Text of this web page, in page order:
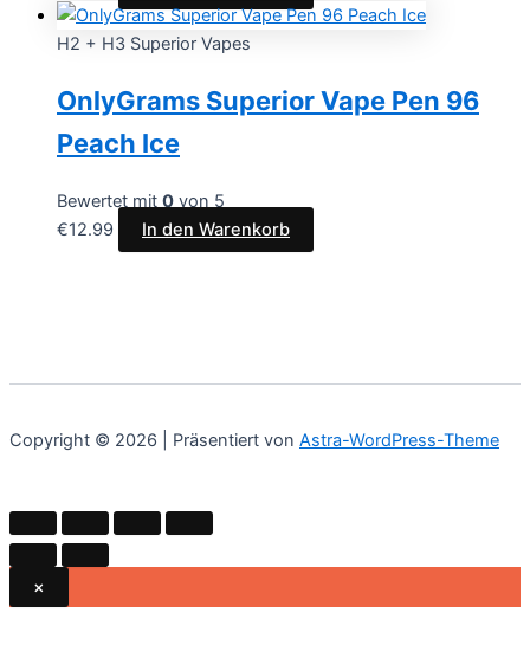
H2 + H3 Superior Vapes
OnlyGrams Superior Vape Pen 96
Peach Ice
Bewertet mit 0 von 5
€12.99 In den Warenkorb
Copyright © 2026 | Präsentiert von Astra-WordPress-Theme
×